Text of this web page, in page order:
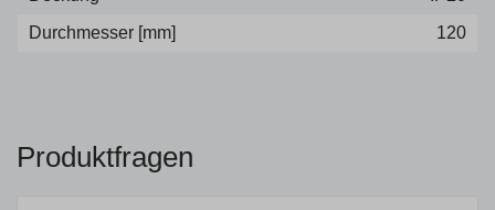
Durchmesser [mm]
120
Produktfragen